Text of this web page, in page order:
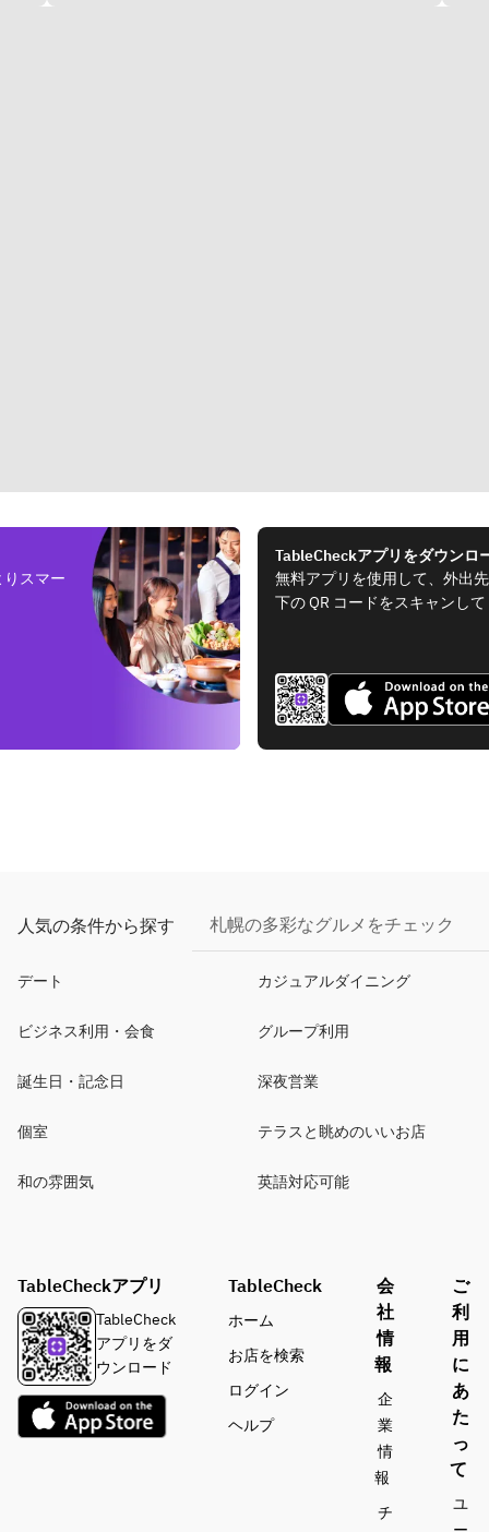
スマー
TableCheckアプリをダウンロ
無料アプリを使用して、外出
下の QR コードをスキャンし
人気の条件から探す 札幌の多彩なグルメをチェック
デート カジュアルダイニング
ビジネス利用・会食 グループ利用
誕生日・記念日 深夜営業
個室 テラスと眺めのいいお店
和の雰囲気 英語対応可能
TableCheckアプリ
TableCheck
アプリをダ
ウンロード
TableCheck
ホーム
お店を検索
ログイン
ヘルプ
会
社
情
報
企
業
情
報
チ
ご
利
用
に
あ
た
っ
て
ユ